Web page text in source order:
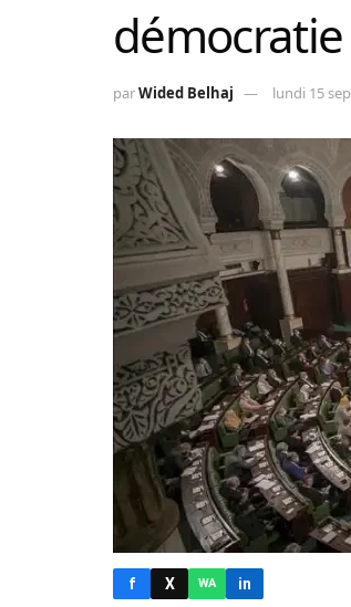
démocratie
parWided Belhaj lundi 15
f X WA in